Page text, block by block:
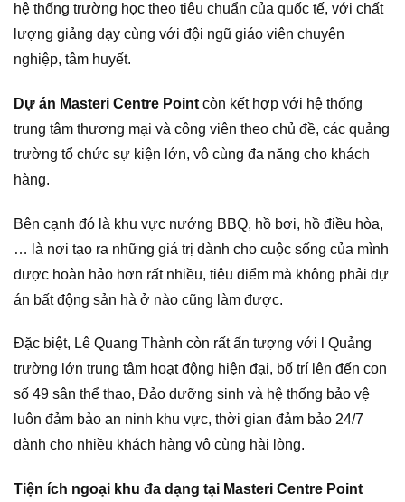
hệ thống trường học theo tiêu chuẩn của quốc tế, với chất
lượng giảng dạy cùng với đội ngũ giáo viên chuyên
nghiệp, tâm huyết.
Dự án Masteri Centre Point còn kết hợp với hệ thống
trung tâm thương mại và công viên theo chủ đề, các quảng
trường tổ chức sự kiện lớn, vô cùng đa năng cho khách
hàng.
Bên cạnh đó là khu vực nướng BBQ, hồ bơi, hồ điều hòa,
… là nơi tạo ra những giá trị dành cho cuộc sống của mình
được hoàn hảo hơn rất nhiều, tiêu điểm mà không phải dự
án bất động sản hà ở nào cũng làm được.
Đặc biệt, Lê Quang Thành còn rất ấn tượng với l Quảng
trường lớn trung tâm hoạt động hiện đại, bố trí lên đến con
số 49 sân thể thao, Đảo dưỡng sinh và hệ thống bảo vệ
luôn đảm bảo an ninh khu vực, thời gian đảm bảo 24/7
dành cho nhiều khách hàng vô cùng hài lòng.
Tiện ích ngoại khu đa dạng tại Masteri Centre Point